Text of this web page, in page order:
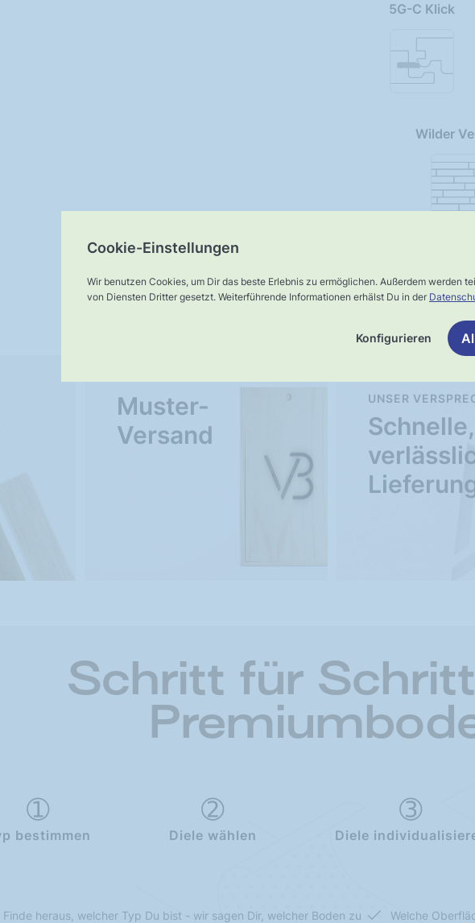
Cookie-Einstellungen
Wir benutzen Cookies, um Dir das beste Erlebnis zu ermöglichen. Außerdem werden
von Diensten Dritter gesetzt. Weiterführende Informationen erhälst Du in der
Konfigurieren
5G-C Klick
Wilder
Muster-
Versand
Schnelle,
UNSER
Schritt für
bestimmen Diele wählen Diele
Finde heraus, welcher Typ Du bist - wir sagen Dir, welcher Boden zu
Welche